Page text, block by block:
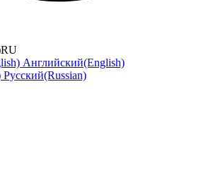
RU
Английский(English)
Русский(Russian)